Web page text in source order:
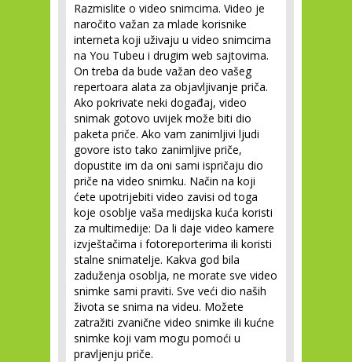
Razmislite o video snimcima. Video je
naročito važan za mlade korisnike
interneta koji uživaju u video snimcima
na You Tubeu i drugim web sajtovima.
On treba da bude važan deo vašeg
repertoara alata za objavljivanje priča.
Ako pokrivate neki događaj, video
snimak gotovo uvijek može biti dio
paketa priče. Ako vam zanimljivi ljudi
govore isto tako zanimljive priče,
dopustite im da oni sami ispričaju dio
priče na video snimku. Način na koji
ćete upotrijebiti video zavisi od toga
koje osoblje vaša medijska kuća koristi
za multimedije: Da li daje video kamere
izvještačima i fotoreporterima ili koristi
stalne snimatelje. Kakva god bila
zaduženja osoblja, ne morate sve video
snimke sami praviti. Sve veći dio naših
života se snima na videu. Možete
zatražiti zvanične video snimke ili kućne
snimke koji vam mogu pomoći u
pravljenju priče.